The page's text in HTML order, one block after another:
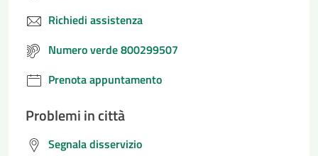
Richiedi assistenza
Numero verde 800299507
Prenota appuntamento
Problemi in città
Segnala disservizio